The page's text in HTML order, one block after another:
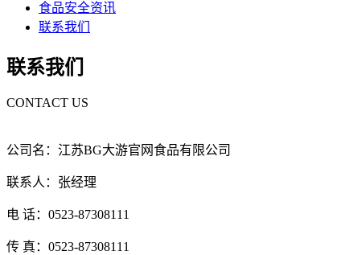
食品安全资讯
联系我们
联系我们
CONTACT US
公司名：江苏BG大游官网食品有限公司
联系人：张经理
电 话：0523-87308111
传 真：0523-87308111